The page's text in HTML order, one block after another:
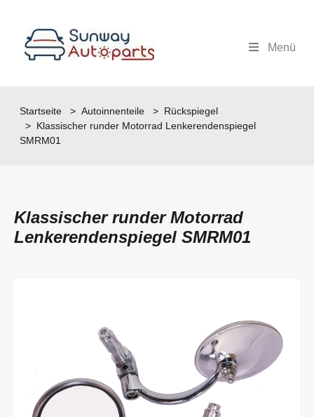
Menü
Startseite >Autoinnenteile >Rückspiegel
> Klassischer runder Motorrad Lenkerendenspiegel
SMRM01
Klassischer runder Motorrad
Lenkerendenspiegel SMRM01